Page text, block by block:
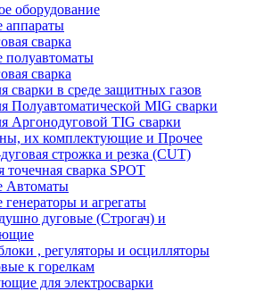
оборудование
аппараты
сварка
полуавтоматы
сварка
сварки в среде защитных газов
Полуавтоматической MIG сварки
Аргонодуговой TIG сварки
их комплектующие и Прочее
строжка и резка (CUT)
точечная сварка SPOT
Автоматы
и агрегаты
дуговые (Строгач) и
, регуляторы и осцилляторы
к горелкам
для электросварки